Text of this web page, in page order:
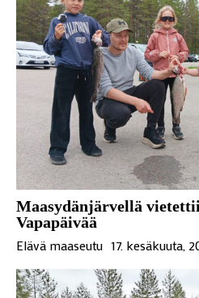
Maasydänjärvellä
Vapapäivää
Elävä maaseutu 17. kesäkuuta,